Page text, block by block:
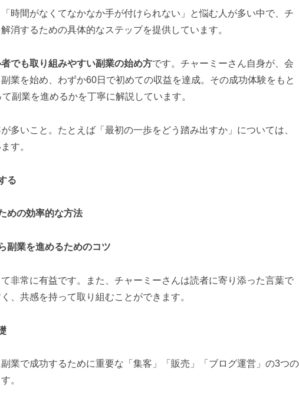
時間がなくてなかなか手が付けられない」と悩む人が多い中で、チ
消するための具体的なステップを提供しています。
でも取り組みやすい副業の始め方です。チャーミーさん自身が、会
業を始め、わずか60日で初めての収益を達成。その成功体験をもと
副業を進めるかを丁寧に解説しています。
多いこと。たとえば「最初の一歩をどう踏み出すか」については、
す。
る
めの効率的な方法
副業を進めるためのコツ
非常に有益です。また、チャーミーさんは読者に寄り添った言葉で
、共感を持って取り組むことができます。
業で成功するために重要な「集客」「販売」「ブログ運営」の3つの
。